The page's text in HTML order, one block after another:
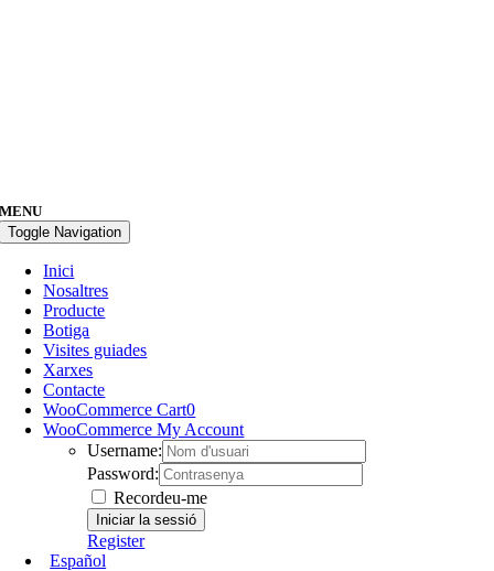
MENU
Toggle Navigation
Inici
Nosaltres
Producte
Botiga
Visites guiades
Xarxes
Contacte
WooCommerce Cart0
WooCommerce My Account
Username:
Password:
Recordeu-me
Register
Español